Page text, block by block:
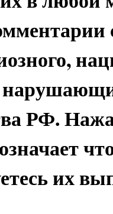
РФ.
их